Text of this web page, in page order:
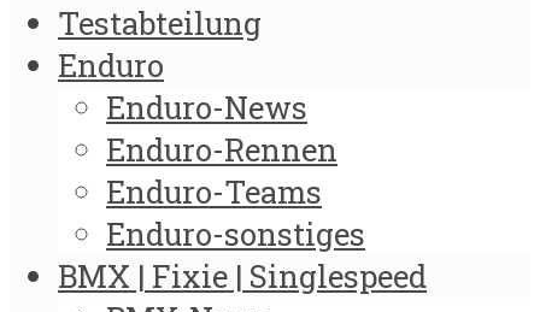
Testabteilung
Enduro
Enduro-News
Enduro-Rennen
Enduro-Teams
Enduro-sonstiges
BMX | Fixie | Singlespeed